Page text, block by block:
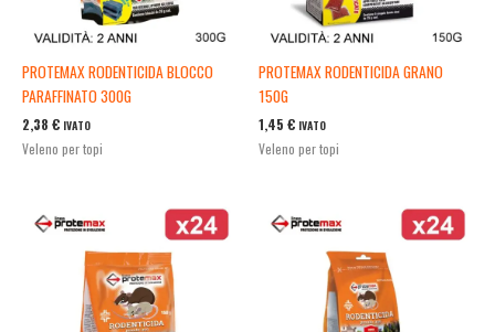
PROTEMAX RODENTICIDA BLOCCO
PARAFFINATO 300G
2,38 € IVATO
Veleno per topi
PROTEMAX RODENTICIDA GRANO
150G
1,45 € IVATO
Veleno per topi